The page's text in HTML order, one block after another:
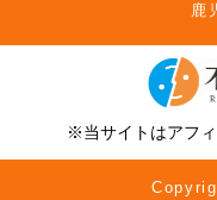
鹿
※当サイトはアフィ